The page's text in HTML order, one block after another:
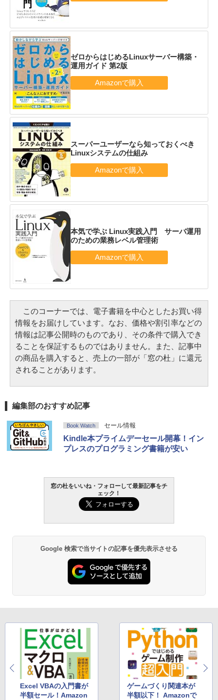
ゼロからはじめるLinuxサーバー構築・
運用ガイド 第2版
スーパーユーザーなら知っておくべき
Linuxシステムの仕組み
本気で学ぶ Linux実践入門 サーバ運用
のための業務レベル管理術
このコーナーでは、電子書籍を中心としたお買い得
情報をお届けしています。なお、価格や割引率などの
情報は記事公開時のものであり、その条件で購入でき
ることを保証するものではありません。また、記事中
の商品を購入すると、売上の一部が「窓の杜」に還元
されることがあります。
編集部のおすすめ記事
Book Watch セール情報
Kindle本プライムデーセール開幕！イン
プレスのプログラミング書籍が安い
窓の杜をいいね・フォローして最新記事をチ
ェック！
Google 検索で当サイトの記事を優先表示させる
Excel VBAの入門書が
半額セール！Amazon
ゲームづくり関連本が
半額以下！ Amazonで